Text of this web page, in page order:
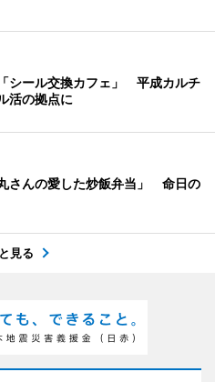
シール交換カフェ」 平成カルチ
活の拠点に
さんの愛した炒飯弁当」 命日の
見る